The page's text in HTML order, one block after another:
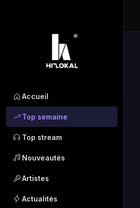
Accueil
Top semaine
Top stream
Nouveautés
Artistes
Actualités